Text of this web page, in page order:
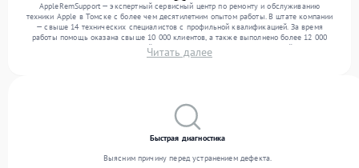
AppleRemSupport — экспертный сервисный центр по ремонту и обслуживанию
техники Apple в Томске с более чем десятилетним опытом работы. В штате компании
— свыше 14 технических специалистов с профильной квалификацией. За время
работы помощь оказана свыше 10 000 клиентов, а также выполнено более 12 000
ремонтов. Ежемесячно в сервисный центр поступает более 300 обращений, включая , ,
. Мы беремся за задачи любой сложности и предлагаем стабильный уровень сервиса
Читать далее
Быстрая диагностика
Выясним причину перед устранением дефекта.